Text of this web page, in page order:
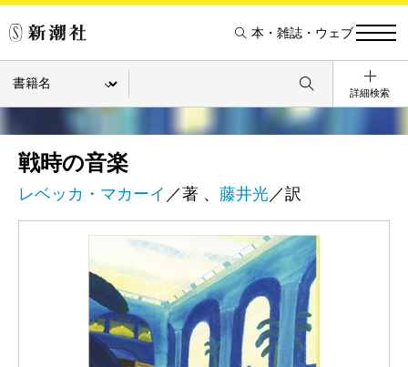
本・雑誌・ウェブ
詳細検索
戦時の音楽
レベッカ・マカーイ ／著 、 藤井光／訳